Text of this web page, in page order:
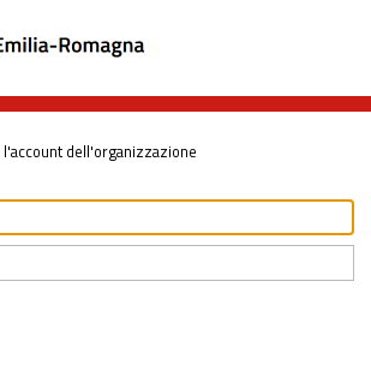
dell'organizzazione